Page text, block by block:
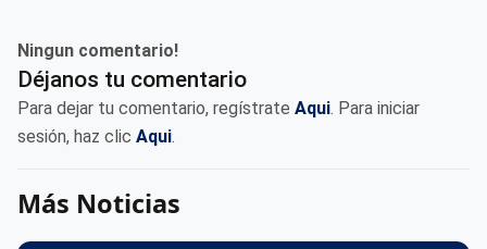
Ningun comentario!
Déjanos tu comentario
Para dejar tu comentario, regístrate Aqui. Para iniciar
sesión, haz clic Aqui.
Más Noticias